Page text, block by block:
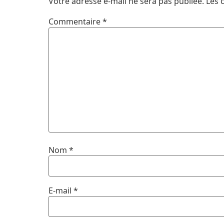
Commentaire*
Nom *
E-mail *